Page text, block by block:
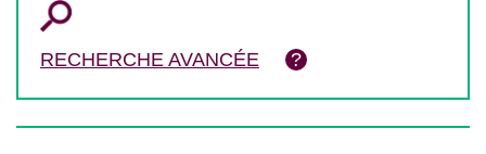
RECHERCHE AVANCÉE